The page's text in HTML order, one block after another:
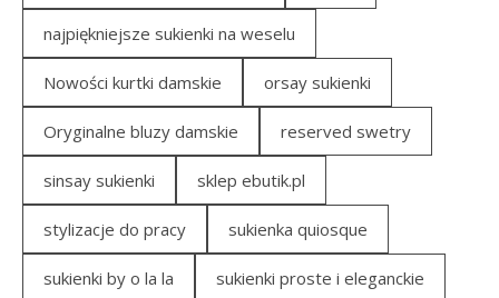
najpiękniejsze sukienki na weselu
Nowości kurtki damskie orsay sukienki
Oryginalne bluzy damskie reserved swetry
sinsay sukienki sklep ebutik.pl
stylizacje do pracy sukienka quiosque
sukienki by o la la sukienki proste i eleganckie